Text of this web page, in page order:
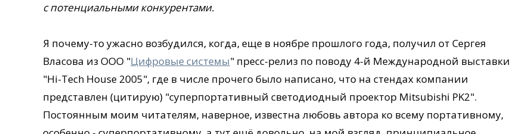
с потенциальными конкурентами.
Я почему-то ужасно возбудился, когда, еще в ноябре прошлого года, получил от Сергея
Власова из ООО "Цифровые системы" пресс-релиз по поводу 4-й Международной выставки
"Hi-Tech House 2005", где в числе прочего было написано, что на стендах компании
представлен (цитирую) "суперпортативный светодиодный проектор Mitsubishi PK2".
Постоянным моим читателям, наверное, известна любовь автора ко всему портативному,